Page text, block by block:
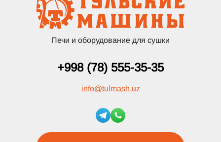
Печи и оборудование для сушки
+998 (78) 555-35-35
info@tulmash.uz